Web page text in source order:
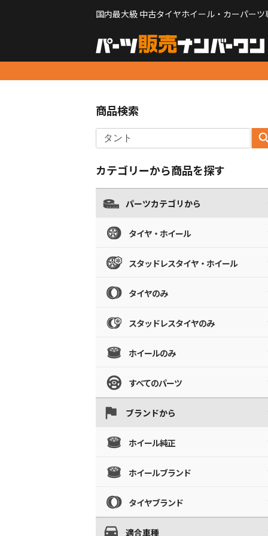
国内最大級 中古タイヤホイール・カーパーツ
商品検索
カテゴリーから商品を探す
パーツカテゴリから
タイヤ・ホイール
スタッドレスタイヤ・ホイール
タイヤのみ
スタッドレスタイヤのみ
ホイールのみ
すべてのパーツ
ブランドから
ホイール純正
ホイールブランド
タイヤブランド
適合車種